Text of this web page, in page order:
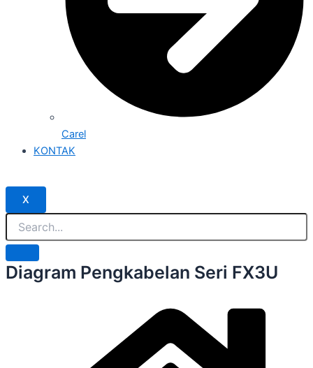
Carel
KONTAK
X
Diagram Pengkabelan Seri FX3U